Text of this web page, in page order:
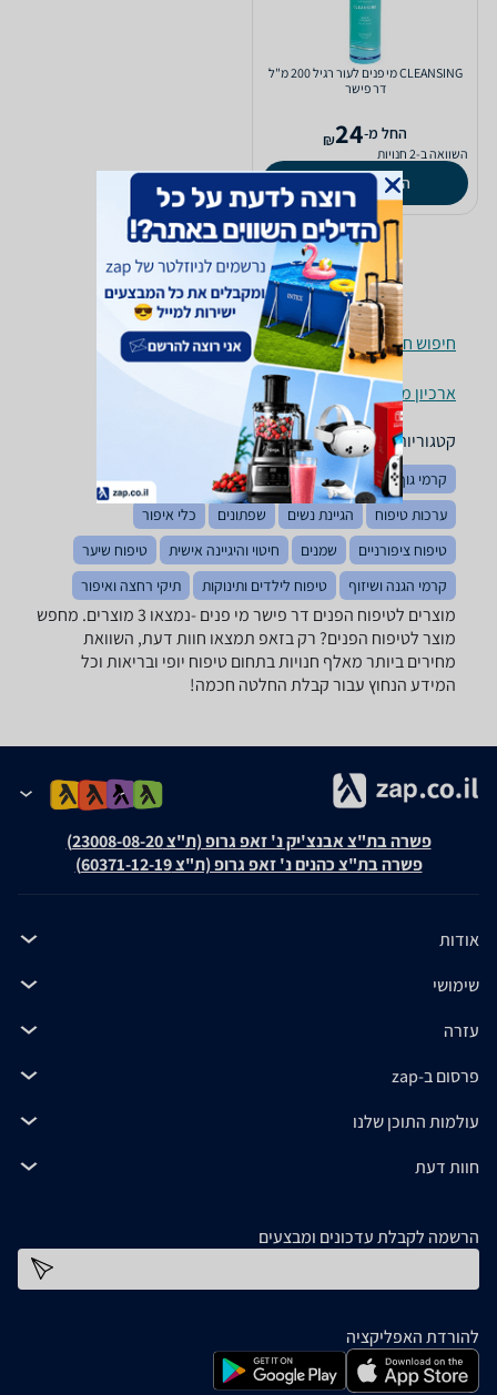
CLEANSING מי פנים לעור רגיל 200 מ"ל
‏דר פישר
‫החל מ-24
₪
השוואה ב-2 חנויות
השוואת מחירים
חיפוש חנויות מוצרים לטיפוח הפנים לפי עיר
ארכיון מוצרים
קטגוריות משלימות
קרמי גוף קרמי עיניים איפור עיניים
איפור פנים
ערכות טיפוח
הגיינת נשים שפתונים
כלי איפור
טיפוח ציפורניים
שמנים חיטוי והיגיינה אישית
טיפוח שיער
קרמי הגנה ושיזוף
טיפוח לילדים ותינוקות תיקי רחצה ואיפור
מוצרים לטיפוח הפנים ‏דר פישר ‏מי פנים -נמצאו 3 מוצרים. מחפש
מוצר לטיפוח הפנים? רק בזאפ תמצאו חוות דעת, השוואת
מחירים ביותר מאלף חנויות בתחום טיפוח יופי ובריאות וכל
המידע הנחוץ עבור קבלת החלטה חכמה!
פשרה בת"צ אבנצ'יק נ' זאפ גרופ (ת"צ 23008-08-20)
פשרה בת"צ כהנים נ' זאפ גרופ (ת"צ 60371-12-19)
אודות
שימושי
עזרה
פרסום ב-zap
עולמות התוכן שלנו
חוות דעת
הרשמה לקבלת עדכונים ומבצעים
להורדת האפליקציה